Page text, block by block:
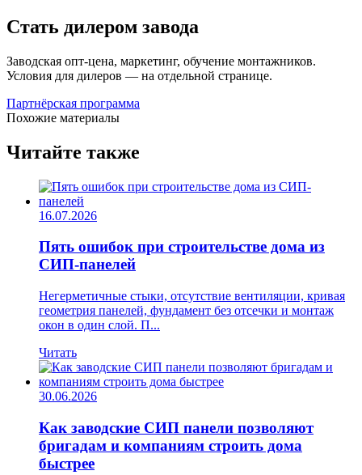
Стать дилером завода
Заводская опт-цена, маркетинг, обучение монтажников.
Условия для дилеров — на отдельной странице.
Партнёрская программа
Похожие материалы
Читайте также
16.07.2026
Пять ошибок при строительстве дома из
СИП-панелей
Негерметичные стыки, отсутствие вентиляции, кривая
геометрия панелей, фундамент без отсечки и монтаж
окон в один слой. П...
Читать
30.06.2026
Как заводские СИП панели позволяют
бригадам и компаниям строить дома
быстрее